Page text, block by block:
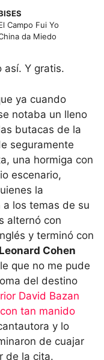
Campo Fui Yo
da Miedo
así. Y gratis.
ya cuando
notaba un lleno
butacas de la
seguramente
una hormiga con
escenario,
la
a los temas de su
alternó con
y terminó con
Leonard Cohen
que no me pude
del destino
David Bazan
tan manido
y lo
de cuajar
de la cita.